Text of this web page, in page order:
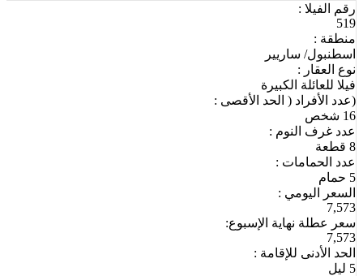
رقم الفيلا :
519
منطقة :
اسطنبول/ ساريير
نوع العقار :
فيلا للعائلة الكبيرة
(عدد الأفراد ( الحد الأقصى :
16 شخص
عدد غرف النوم :
8 قطعة
عدد الحمامات :
5 حمام
السعر اليومي :
7,573
سعر عطلة نهاية الإسبوع:
7,573
الحد الأدنى للإقامة :
5 ليل